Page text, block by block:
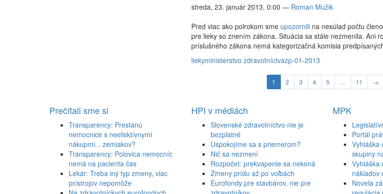
streda, 23. január 2013, 0:00 — Roman Mužik
Pred viac ako polrokom sme upozornilina nesúlad počtu
pre lieky so znením zákona. Situácia sa stále nezmenila. Ani
príslušného zákona nemá kategorizačná komisia
liekyministerstvo zdravotníctvazp-01-2013
1 2 3 4 5 11 →
Prečítali sme si
Transparency: Prestanú
nemocnice s neefektívnymi
nákupmi... zemiakov?
Transparency: Polovica nemocníc
nemá na pacienta čas
Lekár: Treba iný typ zmeny, viac
prístrojov nepomôže
HPI v médiách
Slovenské zdravotníctvo nie je
bezplatné
Uspokojíme sa s priemerom?
Nič sa nezmení
Rozpočet: prekvapenie sa nekoná
Zmeny prídu až po voľbách
Eurofondy pre stavbárov, nie pre
MPK
Portál
Vyhláška
skupiny
Vyhláška
nákladov
Novela